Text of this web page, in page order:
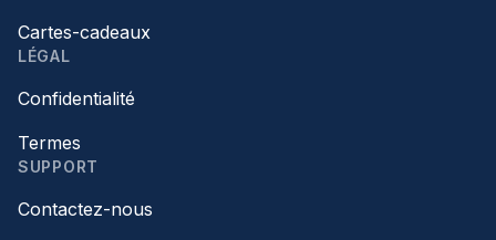
Cartes-cadeaux
LÉGAL
Confidentialité
Termes
SUPPORT
Contactez-nous